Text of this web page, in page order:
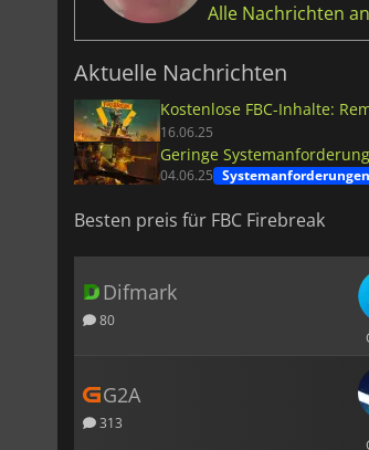
Alle Nachrichten
Aktuelle Nachrichten
Kostenlose FBC-Inhalte:
16.06.25
Geringe
04.06.25 Systemanforderungen
Besten preis für FBC Firebreak
Difmark
80
G2A
313